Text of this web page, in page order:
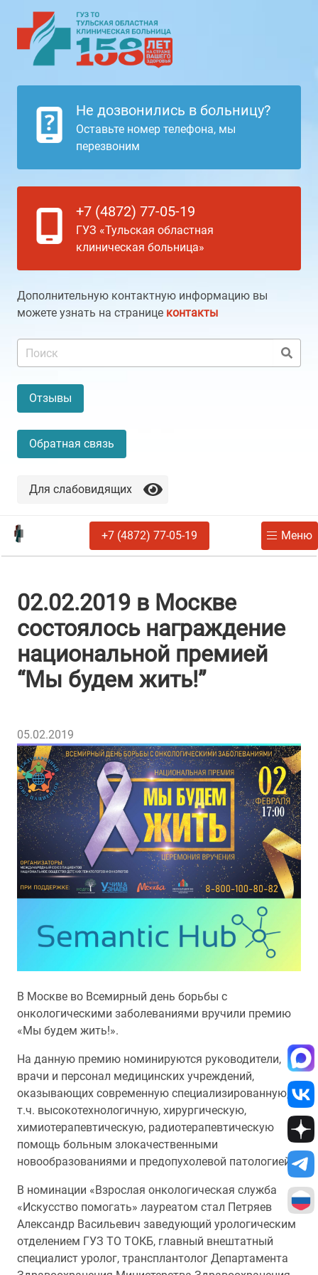
Не дозвонились в больницу?
Оставьте номер телефона, мы
перезвоним
+7 (4872) 77-05-19
ГУЗ «Тульская областная
клиническая больница»
Дополнительную контактную информацию вы
можете узнать на странице контакты
Отзывы
Обратная связь
Для слабовидящих
+7 (4872) 77-05-19 Меню
02.02.2019 в Москве
состоялось награждение
национальной премией
“Мы будем жить!”
05.02.2019
В Москве во Всемирный день борьбы с
онкологическими заболеваниями вручили премию
«Мы будем жить!».
На данную премию номинируются руководители,
врачи и персонал медицинских учреждений,
оказывающих современную специализированную, в
т.ч. высокотехнологичную, хирургическую,
химиотерапевтическую, радиотерапевтическую
помощь больным злокачественными
новообразованиями и предопухолевой патологией.
В номинации «Взрослая онкологическая служба
«Искусство помогать» лауреатом стал Петряев
Александр Васильевич заведующий урологическим
отделением ГУЗ ТО ТОКБ, главный внештатный
специалист уролог, трансплантолог Департамента